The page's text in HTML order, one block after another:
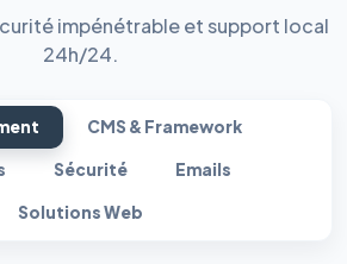
impénétrable et support local
24h/24.
CMS & Framework
Sécurité Emails
Solutions Web